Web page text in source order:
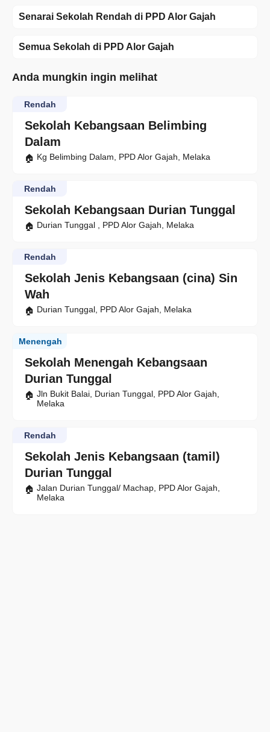
Senarai Sekolah Rendah di PPD Alor Gajah
Semua Sekolah di PPD Alor Gajah
Anda mungkin ingin melihat
Sekolah Kebangsaan Belimbing
Dalam
Rendah
Kg Belimbing Dalam, PPD Alor Gajah, Melaka
Sekolah Kebangsaan Durian Tunggal
Rendah
Durian Tunggal , PPD Alor Gajah, Melaka
Sekolah Jenis Kebangsaan (cina) Sin
Wah
Rendah
Durian Tunggal, PPD Alor Gajah, Melaka
Sekolah Menengah Kebangsaan
Durian Tunggal
Menengah
Jln Bukit Balai, Durian Tunggal, PPD Alor Gajah,
Melaka
Sekolah Jenis Kebangsaan (tamil)
Durian Tunggal
Rendah
Jalan Durian Tunggal/ Machap, PPD Alor Gajah,
Melaka